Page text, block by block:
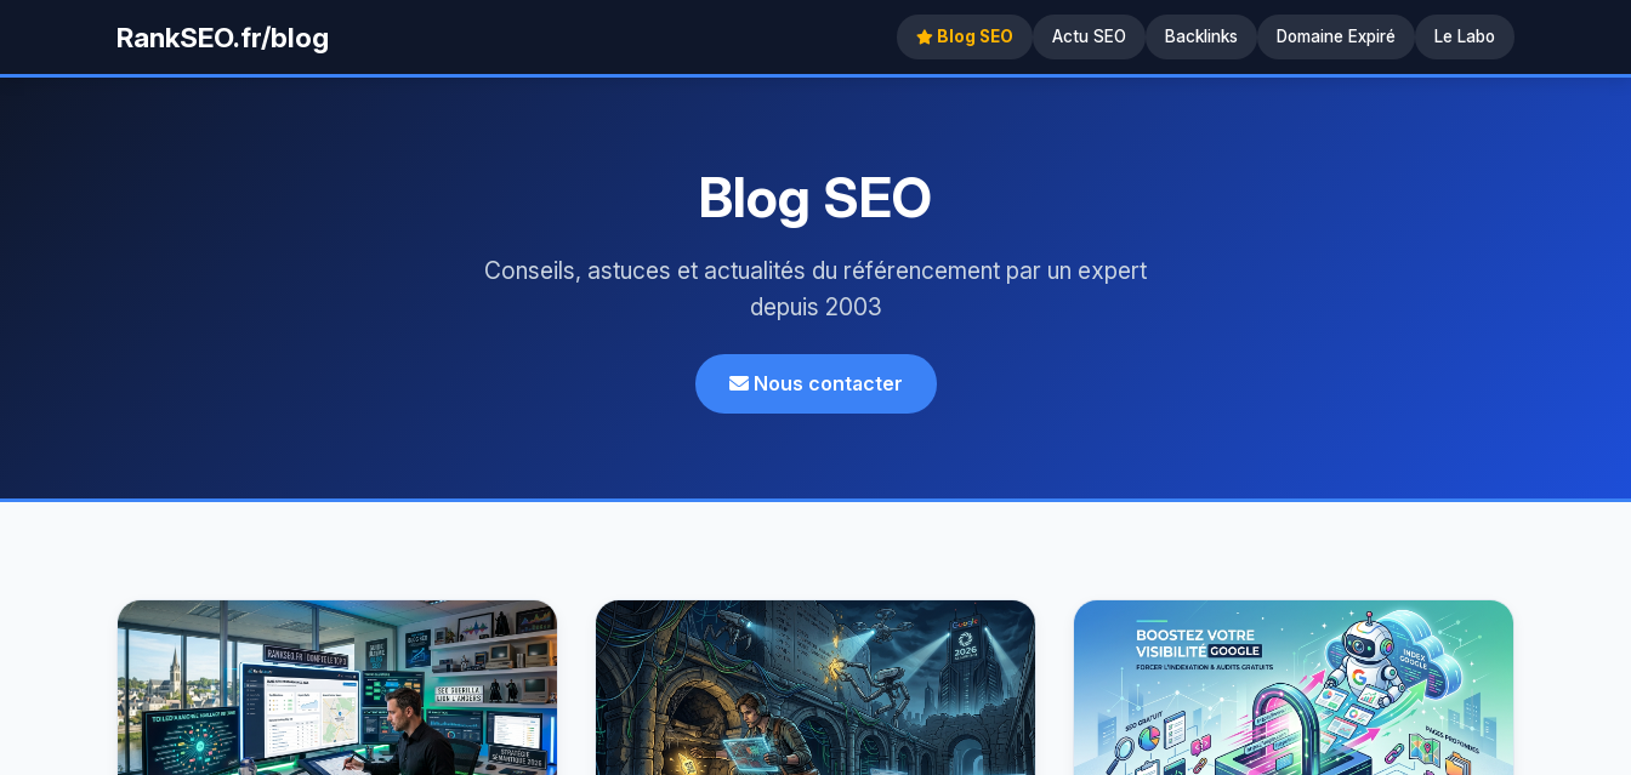
RankSEO.fr/blog Blog SEO Actu SEO Backlinks Domaine Expiré Le Labo
Blog SEO
Conseils, astuces et actualités du référencement par un expert
depuis 2003
Nous contacter